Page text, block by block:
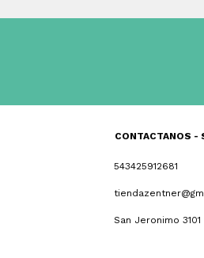
CONTACTANOS -
543425912681
San Jeronimo 3101